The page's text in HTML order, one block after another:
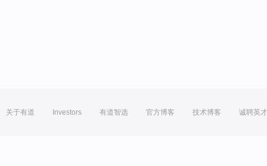
关于有道 Investors 有道智选 官方博客 技术博客 诚聘英才